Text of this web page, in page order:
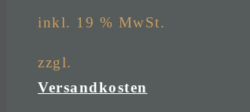
inkl. 19 % MwSt.
zzgl.
Versandkosten